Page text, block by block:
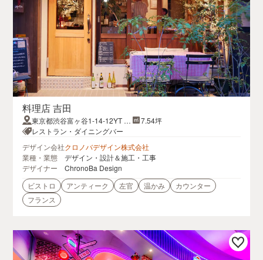
料理店 吉田
東京都渋谷富ヶ谷1-14-12YT ビ
ル代々木公園1F
7.54坪
レストラン・ダイニングバー
デザイン会社クロノバデザイン株式会社
業種・業態
デザイン・設計＆施工・工事
デザイナー
ChronoBa Design
ビストロ
アンティーク 左官 温かみ
カウンター
フランス